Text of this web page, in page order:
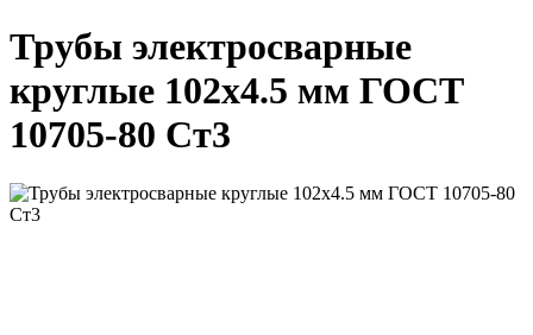
Трубы электросварные
круглые 102x4.5 мм ГОСТ
10705-80 Ст3